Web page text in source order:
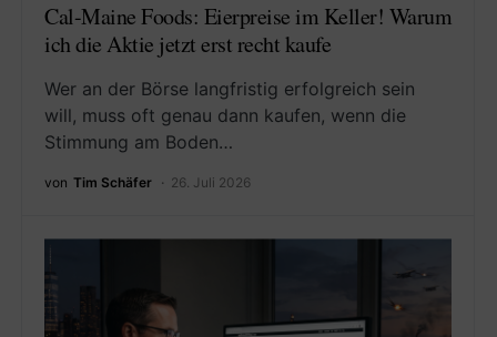
Cal-Maine Foods: Eierpreise im Keller! Warum
ich die Aktie jetzt erst recht kaufe
Wer an der Börse langfristig erfolgreich sein
will, muss oft genau dann kaufen, wenn die
Stimmung am Boden…
von Tim Schäfer 26. Juli 2026